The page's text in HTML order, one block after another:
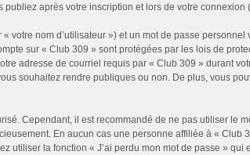
après votre inscription et lors de votre
nom d’utilisateur ») et un mot de passe
sur « Club 309 » sont protégées par les lois de
adresse de courriel requis par « Club 309 » durant
souhaitez rendre publiques ou non. De plus, vous
Cependant, il est recommandé de ne pas utiliser le
En aucun cas une personne affiliée à «
utiliser la fonction « J’ai perdu mon mot de passe »